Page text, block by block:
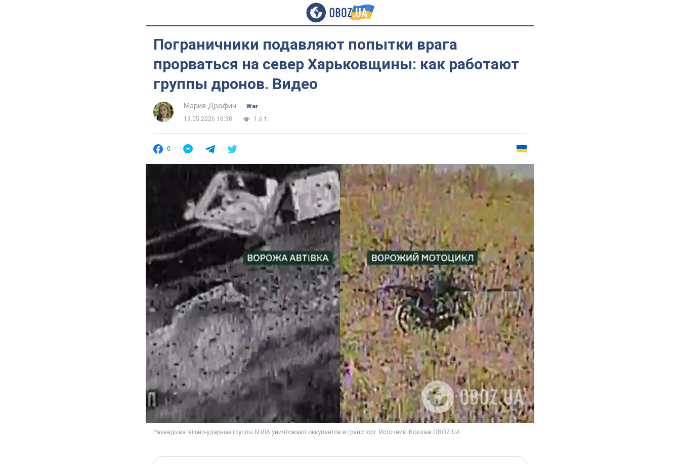
Пограничники подавляют попытки врага
прорваться на север Харьковщины: как работают
группы дронов. Видео
Мария Дрофич
War
19.05.2026 16:38
1,6 т.
0